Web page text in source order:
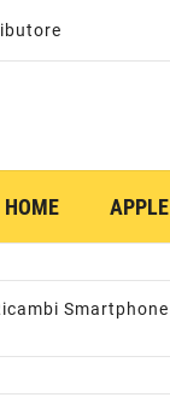
HOME APPLE
Smartphone